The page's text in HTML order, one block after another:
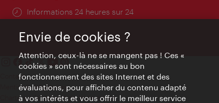
Öffnungszeiten:
Informations 24 heures sur 24
Contact
Mentions obligatoires
Charte sur le respect de la vie privée
Envie de cookies ?
Attention, ceux-là ne se mangent pas ! Ces «
cookies » sont nécessaires au bon
fonctionnement des sites Internet et des
évaluations, pour afficher du contenu adapté
à vos intérêts et vous offrir le meilleur service